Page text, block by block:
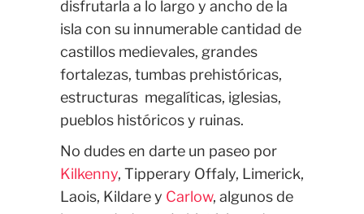
disfrutarla a lo largo y ancho de la
isla con su innumerable cantidad de
castillos medievales, grandes
fortalezas, tumbas prehistóricas,
estructuras megalíticas, iglesias,
pueblos históricos y ruinas.
No dudes en darte un paseo por
Kilkenny, Tipperary Offaly, Limerick,
Laois, Kildare y Carlow, algunos de